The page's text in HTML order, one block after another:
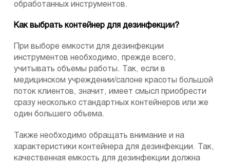
обработанных инструментов.
Как выбрать контейнер для дезинфекции?
При выборе емкости для дезинфекции
инструментов необходимо, прежде всего,
учитывать объемы работы. Так, если в
медицинском учреждении/салоне красоты большой
поток клиентов, значит, имеет смысл приобрести
сразу несколько стандартных контейнеров или же
один большего объема.
Также необходимо обращать внимание и на
характеристики контейнера для дезинфекции. Так,
качественная емкость для дезинфекции должна